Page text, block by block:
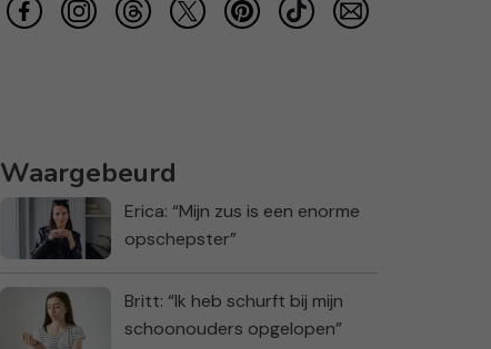
Waargebeurd
Erica: “Mijn zus is een enorme
opschepster”
Britt: “Ik heb schurft bij mijn
schoonouders opgelopen”